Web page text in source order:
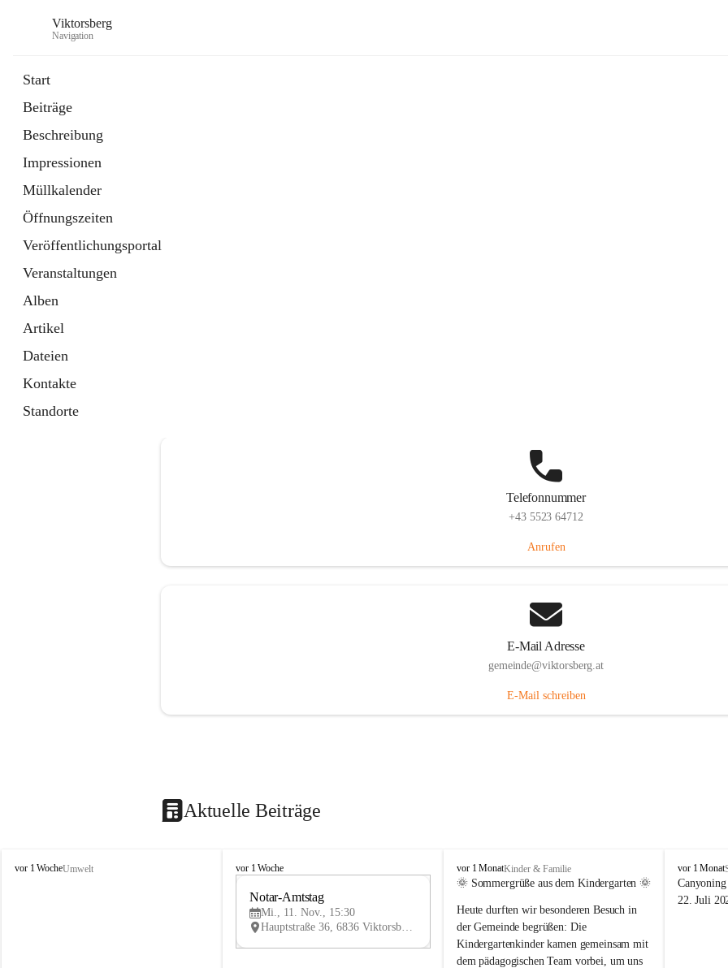
Viktorsberg
Navigation
Start
Beiträge
Beschreibung
Impressionen
Müllkalender
Öffnungszeiten
Veröffentlichungsportal
Veranstaltungen
Alben
Artikel
Dateien
Kontakte
Standorte
Telefonnummer
+43 5523 64712
Anrufen
E-Mail Adresse
gemeinde@viktorsberg.at
E-Mail schreiben
Aktuelle Beiträge
V
vor 1 WocheUmwelt
V
vor 1 Woche
V
Notar-Amtstag
Mi., 11. Nov., 15:30
Hauptstraße 36, 6836 Viktorsberg, AUT
V
i
t
o
r
s
vor 1 MonatKinder & Familie
🌞 Sommergrüße aus dem Kindergarten 🌞
Heute durften wir besonderen Besuch in
der Gemeinde begrüßen: Die
Kindergartenkinder kamen gemeinsam mit
dem pädagogischen Team vorbei, um uns
V
i
k
vor 1 Monat
22. Juli